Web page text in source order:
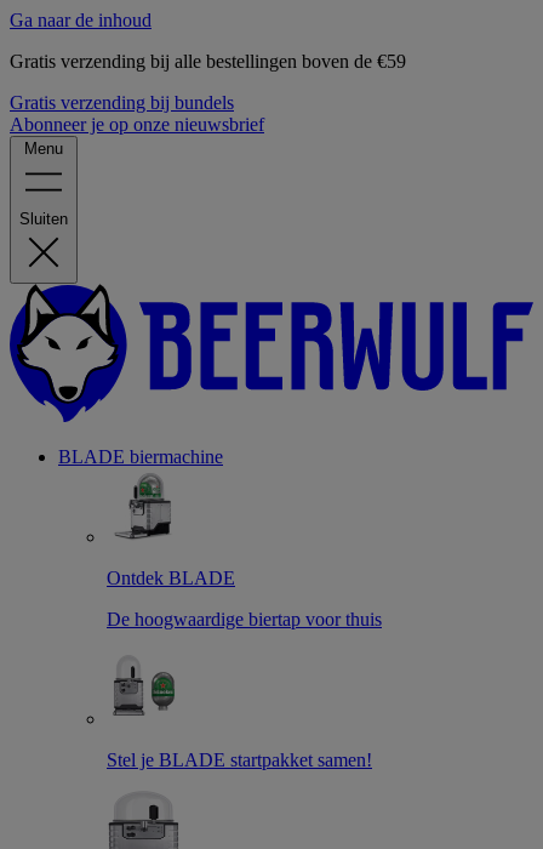
Ga naar de inhoud
Gratis verzending bij alle bestellingen boven de €59
Gratis verzending bij bundels
Abonneer je op onze nieuwsbrief
Menu
Sluiten
BLADE biermachine
Ontdek BLADE
De hoogwaardige biertap voor thuis
Stel je BLADE startpakket samen!